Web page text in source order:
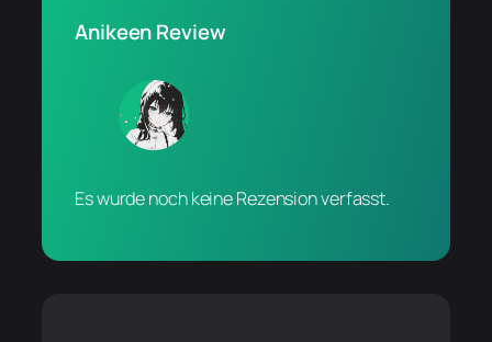
Anikeen Review
Es wurde noch keine Rezension verfasst.